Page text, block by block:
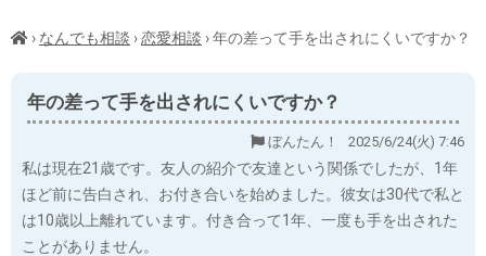
› なんでも相談 ›恋愛相談 ›年の差って手を出されにくいですか？
年の差って手を出されにくいですか？
ぼんたん！ 2025/6/24(火) 7:46
私は現在21歳です。友人の紹介で友達という関係でしたが、1年
ほど前に告白され、お付き合いを始めました。彼女は30代で私と
は10歳以上離れています。付き合って1年、一度も手を出された
ことがありません。